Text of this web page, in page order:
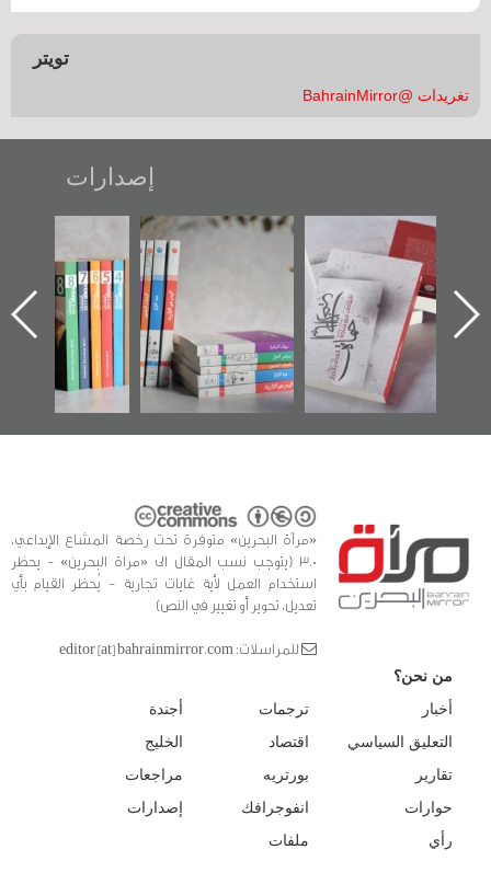
تويتر
تغريدات @BahrainMirror
إصدارات
"حماة الباب الأخير":
الإصدار الأول عن
اعتصام الدراز
وأحداث ساحة
الفداء لمركز أوال
للدراسات والتوثيق
تصنيف موضوعي
للوثائق البريطانية
يقدمه «مركز أوال»
في سلسلة من 5
كتب
تصدر حصاد
الساحات 2019
«مرآة البحرين» متوفرة تحت رخصة المشاع الإبداعي،
3.0 (يتوجب نسب المقال الى «مراة البحرين» - يحظر
استخدام العمل لأية غايات تجارية - يُحظر القيام بأي
تعديل، تحوير أو تغيير في النص)
للمراسلات: editor [at] bahrainmirror.com
من نحن؟
أخبار
التعليق السياسي
تقارير
حوارات
رأي
ترجمات
اقتصاد
بورتريه
انفوجرافك
ملفات
أجندة
الخليج
مراجعات
إصدارات